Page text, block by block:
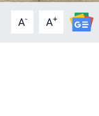
A- A+